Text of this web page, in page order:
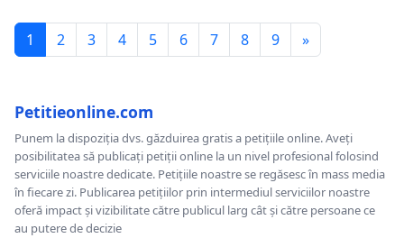
1 2 3 4 5 6 7 8 9 »
Petitieonline.com
Punem la dispoziția dvs. găzduirea gratis a petițiile online. Aveți
posibilitatea să publicați petiții online la un nivel profesional folosind
serviciile noastre dedicate. Petițiile noastre se regăsesc în mass media
în fiecare zi. Publicarea petițiilor prin intermediul serviciilor noastre
oferă impact și vizibilitate către publicul larg cât și către persoane ce
au putere de decizie